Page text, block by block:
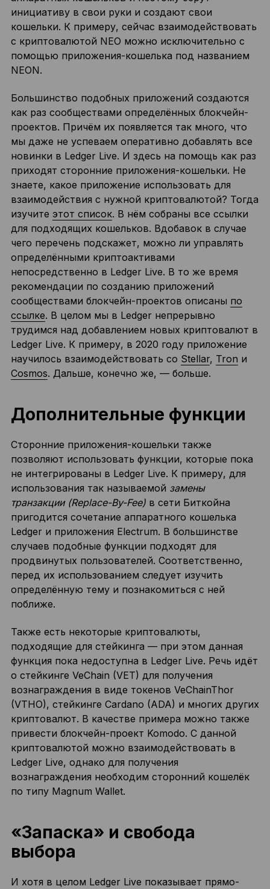
инициативу в свои руки и создают свои
кошельки. К примеру, сейчас взаимодействовать
с криптовалютой NEO можно исключительно с
помощью приложения-кошелька под названием
NEON.
Большинство подобных приложений создаются
как раз сообществами определённых блокчейн-
проектов. Причём их появляется так много, что
мы даже не успеваем оперативно добавлять все
новинки в Ledger Live. И здесь на помощь как раз
приходят сторонние приложения-кошельки. Не
знаете, какое приложение использовать для
взаимодействия с нужной криптовалютой? Тогда
изучите этот список. В нём собраны все ссылки
для подходящих кошельков. Вдобавок в случае
чего перечень подскажет, можно ли управлять
определёнными криптоактивами
непосредственно в Ledger Live. В то же время
рекомендации по созданию приложений
сообществами блокчейн-проектов описаны по
ссылке. В целом мы в Ledger непрерывно
трудимся над добавлением новых криптовалют в
Ledger Live. К примеру, в 2020 году приложение
научилось взаимодействовать со Stellar, Tron и
Cosmos. Дальше, конечно же, — больше.
Дополнительные функции
Сторонние приложения-кошельки также
позволяют использовать функции, которые пока
не интегрированы в Ledger Live. К примеру, для
использования так называемой замены
транзакции (Replace-By-Fee)в сети Биткойна
пригодится сочетание аппаратного кошелька
Ledger и приложения Electrum. В большинстве
случаев подобные функции подходят для
продвинутых пользователей. Соответственно,
перед их использованием следует изучить
определённую тему и познакомиться с ней
поближе.
Также есть некоторые криптовалюты,
подходящие для стейкинга — при этом данная
функция пока недоступна в Ledger Live. Речь идёт
о стейкинге VeChain (VET) для получения
вознаграждения в виде токенов VeChainThor
(VTHO), стейкинге Cardano (ADA) и многих других
криптовалют. В качестве примера можно также
привести блокчейн-проект Komodo. С данной
криптовалютой можно взаимодействовать в
Ledger Live, однако для получения
вознаграждения необходим сторонний кошелёк
по типу Magnum Wallet.
«Запаска» и свобода
выбора
И хотя в целом Ledger Live показывает прямо-